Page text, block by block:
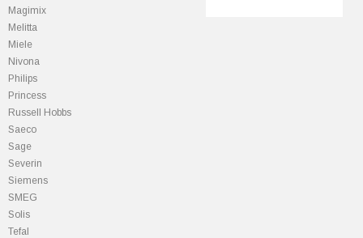
Magimix
Melitta
Miele
Nivona
Philips
Princess
Russell Hobbs
Saeco
Sage
Severin
Siemens
SMEG
Solis
Tefal